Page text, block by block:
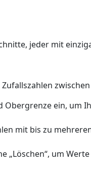
jeder mit
Obergrenze ein, um
mit bis zu
„Löschen“, um